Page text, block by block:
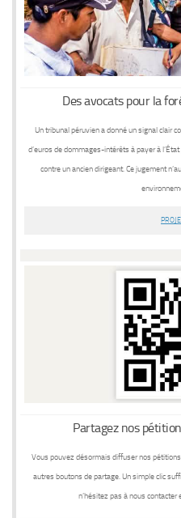
Des avocats pour la
Un tribunal péruvien a donné un signal clair
d’euros de dommages-intérêts à payer à
contre un ancien dirigeant. Ce jugement
Partagez nos
Vous pouvez désormais diffuser nos
autres boutons de partage. Un simple clic
n’hésitez pas à nous contacter